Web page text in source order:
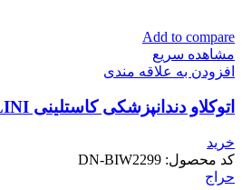
Add to compare
مشاهده سریع
افزودن به علاقه مندی
اتوکلاو دندانپزشکی کاستلینی CASTELLINI
خرید
کد محصول: DN-BIW2299
حراج